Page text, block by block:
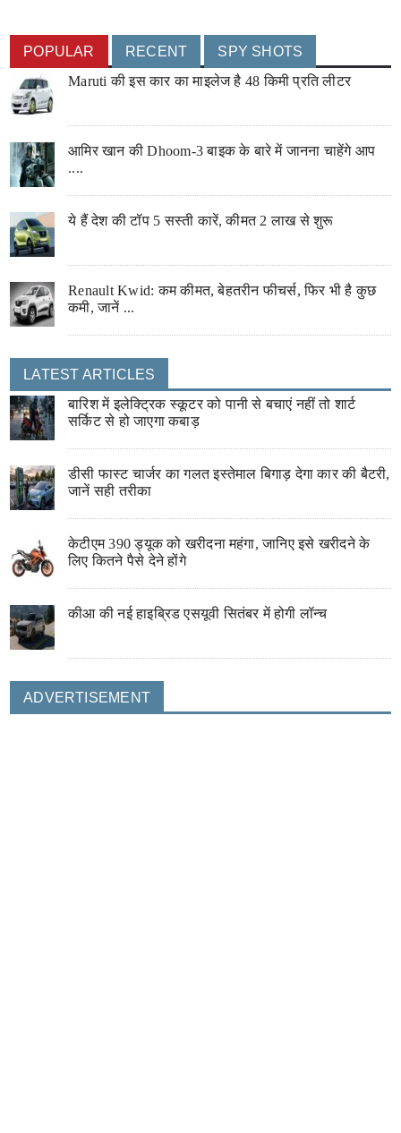
POPULAR RECENT
SPY SHOTS
Maruti की इस कार का माइलेज है 48 किमी प्रति लीटर
आमिर खान की Dhoom-3 बाइक के बारे में जानना चाहेंगे आप
....
ये हैं देश की टॉप 5 सस्ती कारें, कीमत 2 लाख से शुरू
Renault Kwid: कम कीमत, बेहतरीन फीचर्स, फिर भी है कुछ
कमी, जानें ...
LATEST ARTICLES
बारिश में इलेक्ट्रिक स्कूटर को पानी से बचाएं नहीं तो शार्ट
सर्किट से हो जाएगा कबाड़
डीसी फास्ट चार्जर का गलत इस्तेमाल बिगाड़ देगा कार की बैटरी,
जानें सही तरीका
केटीएम 390 ड्यूक को खरीदना महंगा, जानिए इसे खरीदने के
लिए कितने पैसे देने होंगे
कीआ की नई हाइब्रिड एसयूवी सितंबर में होगी लॉन्च
ADVERTISEMENT